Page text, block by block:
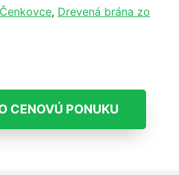
, Drevená brána zo
CENOVÚ PONUKU